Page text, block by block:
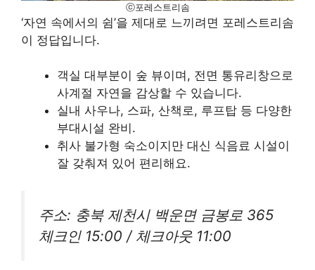
ⓒ포레스트리솜
‘자연 속에서의 쉼’을 제대로 느끼려면 포레스트리솜
이 정답입니다.
객실 대부분이 숲 뷰이며, 전면 통유리창으로
사계절 자연을 감상할 수 있습니다.
실내 사우나, 스파, 산책로, 루프탑 등 다양한
부대시설 완비.
취사 불가형 숙소이지만 대신 식음료 시설이
잘 갖춰져 있어 편리해요.
주소: 충북 제천시 백운면 금봉로 365
체크인 15:00 / 체크아웃 11:00